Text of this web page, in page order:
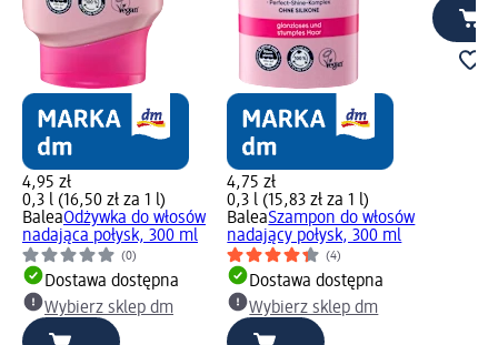
4,95 zł
0,3 l (16,50 zł za 1 l)
BaleaOdżywka do włosów
nadająca połysk, 300 ml
(0)
Dostawa dostępna
Wybierz sklep dm
4,75 zł
0,3 l (15,83 zł za 1 l)
BaleaSzampon do włosów
nadający połysk, 300 ml
(4)
Dostawa dostępna
Wybierz sklep dm